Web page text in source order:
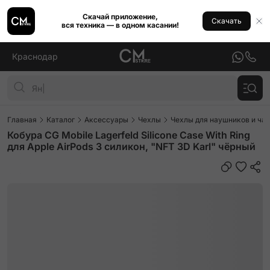
Скачай приложение,
вся техника — в одном касании!
Скачать
Краснодар
Главная Каталог Аксессуары Чехлы Чехлы для наушников и
Кобура CG Mobile Lagerfeld Silicone Case With Ring
для Apple AirPods 3 силикон, "NFT 3D Karl" чёрный